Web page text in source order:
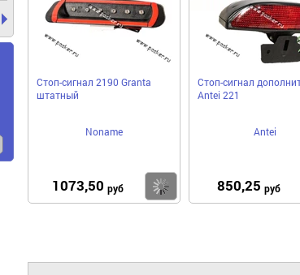
Стоп-сигнал 2190 Granta
штатный
Noname
1073,50 руб Купить
Стоп-сигнал
Antei 221
Antei
850,25 руб